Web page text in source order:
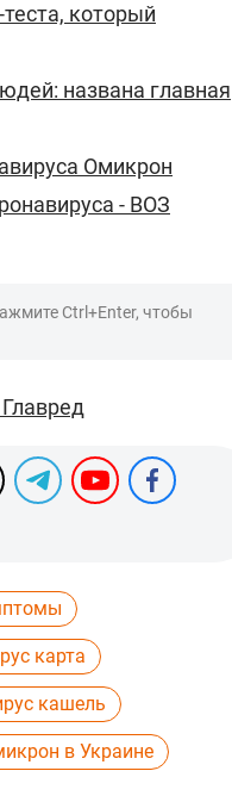
который
названа главная
Омикрон
- ВОЗ
Ctrl+Enter, чтобы
карта
кашель
в Украине